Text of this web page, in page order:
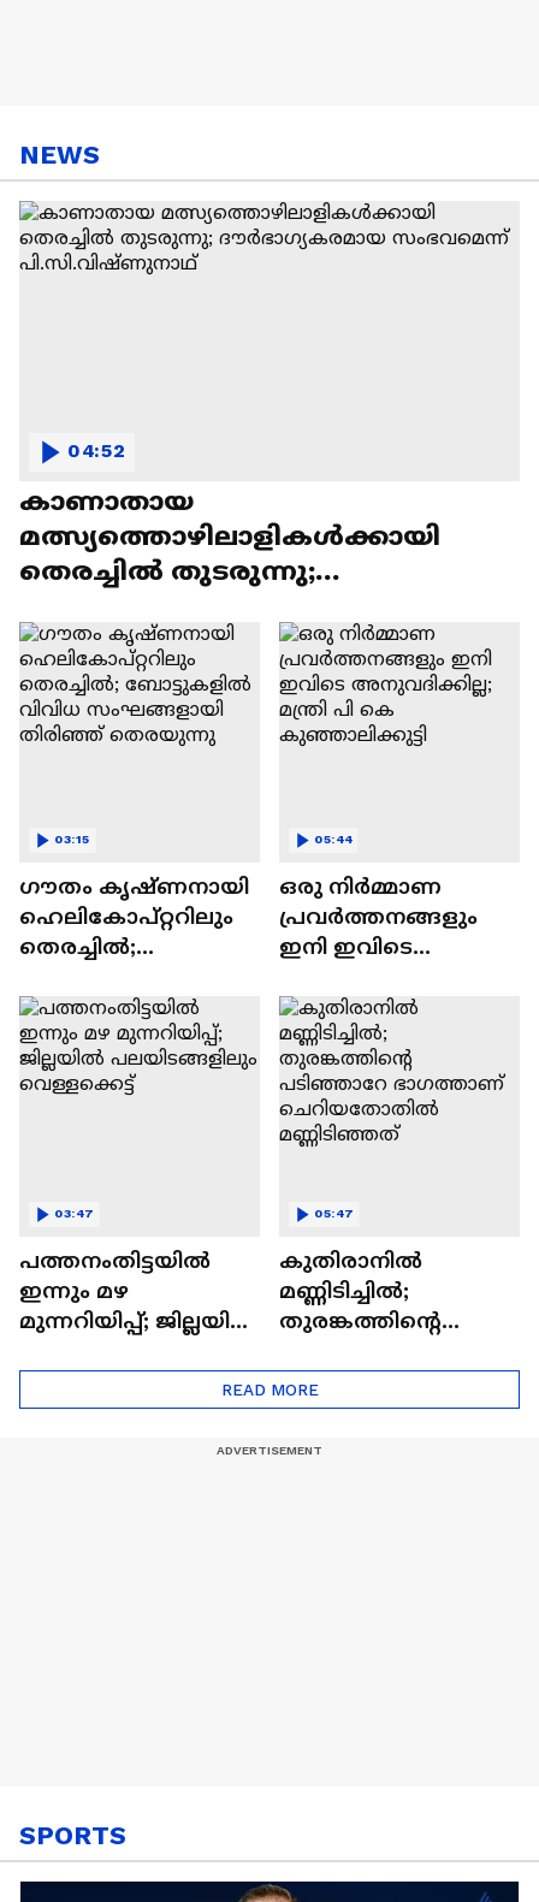
NEWS
കാണാതായ
മത്സ്യത്തൊഴിലാളികൾക്കായി
തെരച്ചിൽ തുടരുന്നു;
പി.സി.വിഷ്‌ണുനാഥ്‌
04:52
ഗൗതം കൃഷ്ണനായി
ഹെലികോപ്റ്ററിലും
തെരച്ചിൽ;‍‍‍
സംഘങ്ങളായി
തിരിഞ്ഞ് തെരയുന്നു
03:15
ഒരു നിര്‍മ്മാണ
പ്രവര്‍ത്തനങ്ങളും
ഇനി ഇവിടെ
പി കെ
കുഞ്ഞാലിക്കുട്ടി
05:44
പത്തനംതിട്ടയിൽ
ഇന്നും മഴ
മുന്നറിയിപ്പ്; ജില്ലയിൽ
03:47
കുതിരാനിൽ
മണ്ണിടിച്ചിൽ;
തുരങ്കത്തിൻ്റെ
ഭാഗത്താണ്
ചെറിയതോതിൽ
05:47
READ MORE
SPORTS